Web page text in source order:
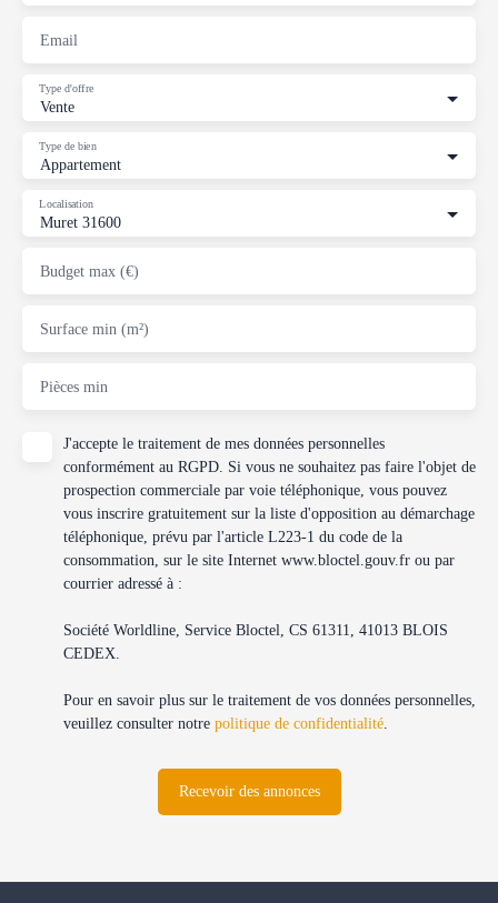
Email
Vente
Type d'offre
Appartement
Type de bien
Muret 31600
Localisation
Budget max (€)
Surface min (m²)
Pièces min
J'accepte le traitement de mes données personnelles
conformément au RGPD. Si vous ne souhaitez pas faire l'objet de
prospection commerciale par voie téléphonique, vous pouvez
vous inscrire gratuitement sur la liste d'opposition au démarchage
téléphonique, prévu par l'article L223-1 du code de la
consommation, sur le site Internet www.bloctel.gouv.fr ou par
courrier adressé à :
Société Worldline, Service Bloctel, CS 61311, 41013 BLOIS
CEDEX.
Pour en savoir plus sur le traitement de vos données personnelles,
veuillez consulter notre politique de confidentialité
Recevoir des annonces